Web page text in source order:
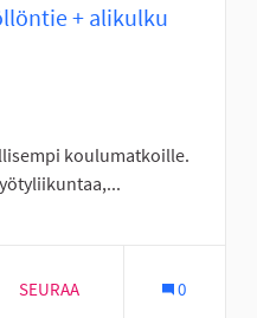
+ alikulku
koulumatkoille.
Itäinen Seinäjoki
18 SEURAAJAA
SEURAA 0